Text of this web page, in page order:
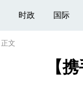
时政 国际
正文
【